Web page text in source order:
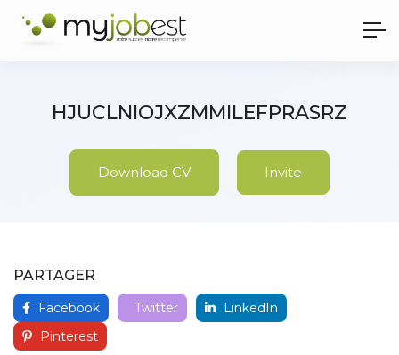
HJUCLNIOJXZMMILEFPRASRZ
Download CV Invite
PARTAGER
Facebook Twitter
LinkedIn
Pinterest